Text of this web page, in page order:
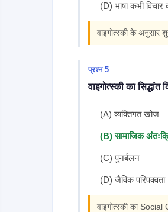
(D) भाषा कभी विचार
वाइगोत्स्की के
प्रश्न 5
वाइगोत्स्की का
(A) व्यक्तिगत खोज
(B) सामाजिक
(C) पुनर्बलन
(D) जैविक परिपक्वता
वाइगोत्स्की का